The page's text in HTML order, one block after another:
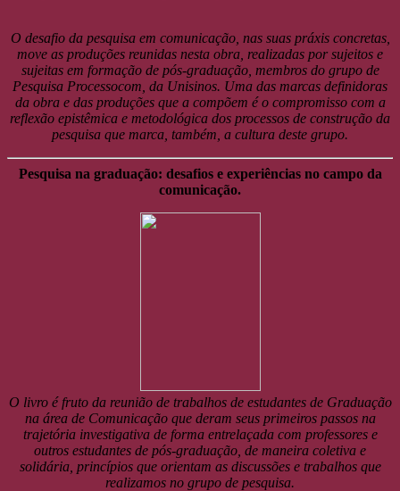
O desafio da pesquisa em comunicação, nas suas práxis concretas,
move as produções reunidas nesta obra, realizadas por sujeitos e
sujeitas em formação de pós-graduação, membros do grupo de
Pesquisa Processocom, da Unisinos. Uma das marcas definidoras
da obra e das produções que a compõem é o compromisso com a
reflexão epistêmica e metodológica dos processos de construção da
pesquisa que marca, também, a cultura deste grupo.
Pesquisa na graduação: desafios e experiências no campo da
comunicação.
O livro é fruto da reunião de trabalhos de estudantes de Graduação
na área de Comunicação que deram seus primeiros passos na
trajetória investigativa de forma entrelaçada com professores e
outros estudantes de pós-graduação, de maneira coletiva e
solidária, princípios que orientam as discussões e trabalhos que
realizamos no grupo de pesquisa.